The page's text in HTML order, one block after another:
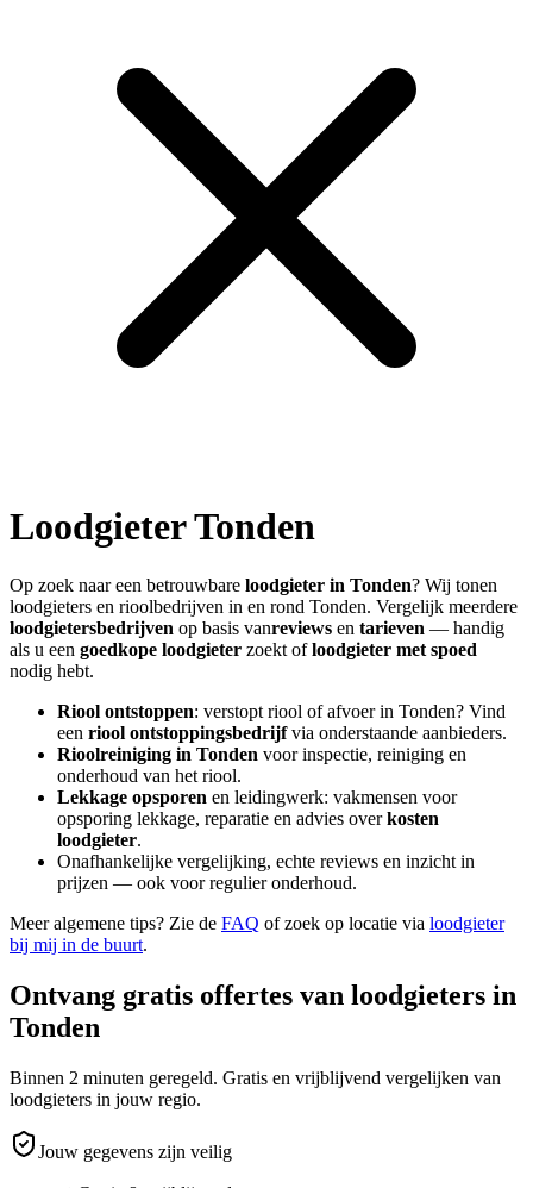
LoodgieterTonden
Op zoek naar een betrouwbare loodgieter in Tonden? Wij tonen
loodgieters en rioolbedrijven in en rond Tonden. Vergelijk meerdere
loodgietersbedrijven op basis vanreviews en tarieven — handig
als u een goedkope loodgieter zoekt ofloodgieter met spoed
nodig hebt.
Riool ontstoppen: verstopt riool of afvoer in Tonden? Vind
een riool ontstoppingsbedrijfvia onderstaande aanbieders.
Rioolreiniging in Tonden voor inspectie, reiniging en
onderhoud van het riool.
Lekkage opsporen en leidingwerk: vakmensen voor
opsporing lekkage, reparatie en advies overkosten
loodgieter.
Onafhankelijke vergelijking, echte reviews en inzicht in
prijzen — ook voor regulier onderhoud.
Meer algemene tips? Zie de FAQ of zoek op locatie via loodgieter
bij mij in de buurt.
Ontvang gratis offertes van loodgieters in
Tonden
Binnen 2 minuten geregeld. Gratis en vrijblijvend vergelijken van
loodgieters in jouw regio.
Jouw gegevens zijn veilig